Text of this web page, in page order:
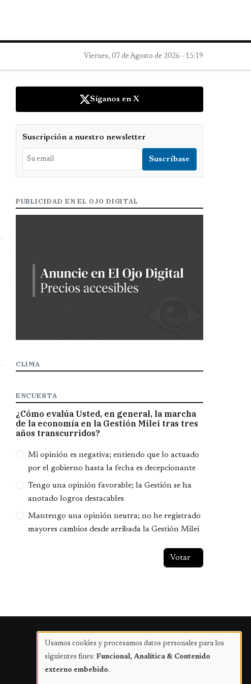
Viernes, 07 de Agosto de 2026 - 15:19
Síganos en X
Suscripción a nuestro newsletter
PUBLICIDAD EN EL OJO DIGITAL
CLIMA
ENCUESTA
¿Cómo evalúa Usted, en general, la marcha
de la economía en la Gestión Milei tras tres
años transcurridos?
Opciones
Mi opinión es negativa; entiendo que lo actuado
por el gobierno hasta la fecha es decepcionante
Tengo una opinión favorable; la Gestión se ha
anotado logros destacables
Mantengo una opinión neutra; no he registrado
mayores cambios desde arribada la Gestión Milei
Publicidad
Uso
de
Usamos cookies y procesamos datos personales para los
siguientes fines: Funcional, Analítica & Contenido
externo embebido.